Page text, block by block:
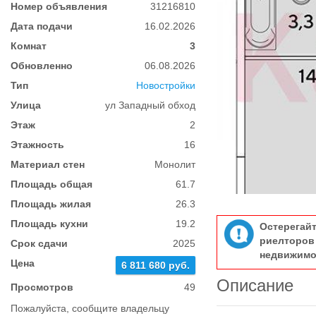
Номер объявления
31216810
Дата подачи
16.02.2026
Комнат
3
Обновленно
06.08.2026
Тип
Новостройки
Улица
ул Западный обход
Этаж
2
Этажность
16
Материал стен
Монолит
Площадь общая
61.7
Площадь жилая
26.3
Площадь кухни
19.2
Срок сдачи
2025
Цена
6 811 680 руб.
Просмотров
49
Пожалуйста, сообщите владельцу
Описание